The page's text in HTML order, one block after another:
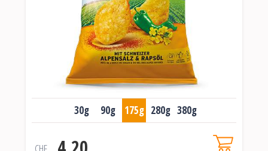
30g 90g 175g 280g 380g
CHF